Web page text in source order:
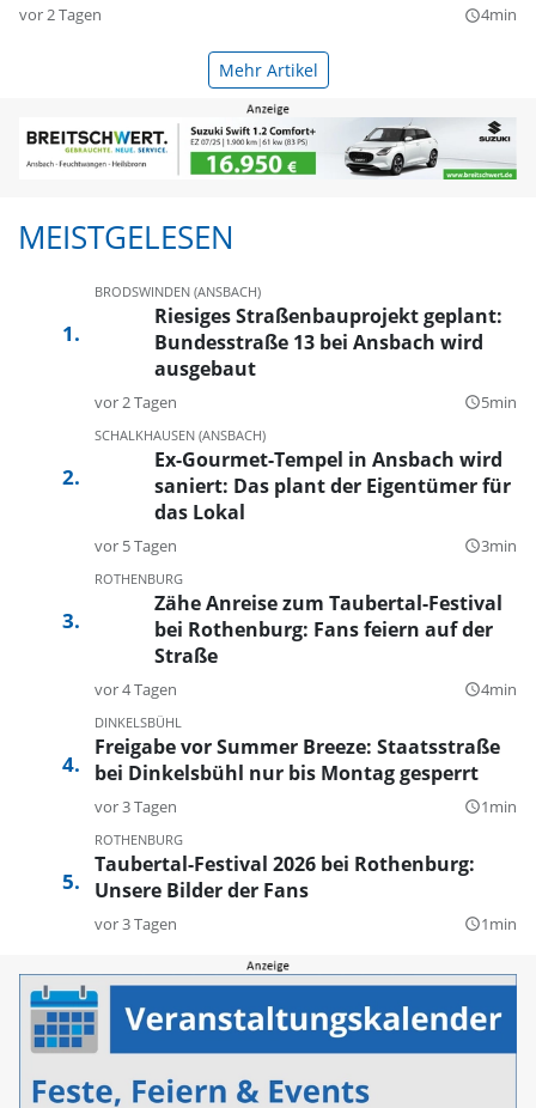
vor 2 Tagen query_builder4min
Mehr Artikel
MEISTGELESEN
BRODSWINDEN (ANSBACH)
Riesiges Straßenbauprojekt geplant:
Bundesstraße 13 bei Ansbach wird
ausgebaut
vor 2 Tagen query_builder5min
SCHALKHAUSEN (ANSBACH)
Ex-Gourmet-Tempel in Ansbach wird
saniert: Das plant der Eigentümer für
das Lokal
vor 5 Tagen query_builder3min
ROTHENBURG
Zähe Anreise zum Taubertal-Festival
bei Rothenburg: Fans feiern auf der
Straße
vor 4 Tagen query_builder4min
DINKELSBÜHL
Freigabe vor Summer Breeze: Staatsstraße
bei Dinkelsbühl nur bis Montag gesperrt
vor 3 Tagen query_builder1min
ROTHENBURG
Taubertal-Festival 2026 bei Rothenburg:
Unsere Bilder der Fans
vor 3 Tagen query_builder1min